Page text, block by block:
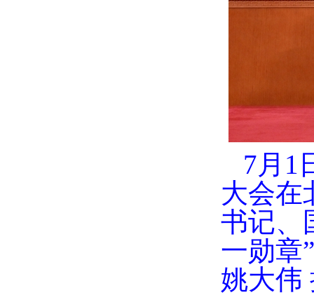
7月1
大会在
书记、
一勋章
姚大伟